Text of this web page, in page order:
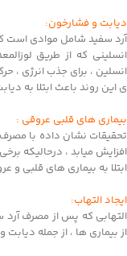
دیابت و فشارخون:
آرد سفید شامل موادی است
انسلینی که از طریق
انسلین ، برای جذب انرژی ،
ی این روند باعث ابتلا به
بیماری های قلبی عروقی :
تحقیقات نشان داده با مصرف
افزایش میابد ، درحالیکه
ابتلا به بیماری های قلبی و
ایجاد التهاب:
التهابی که پس از مصرف آرد
از بیماری ها ، از جمله